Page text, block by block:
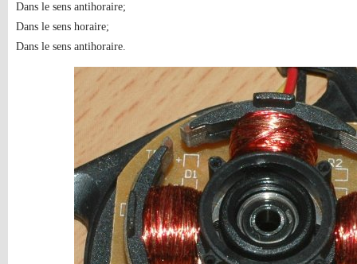
Dans le sens antihoraire;
Dans le sens horaire;
Dans le sens antihoraire.